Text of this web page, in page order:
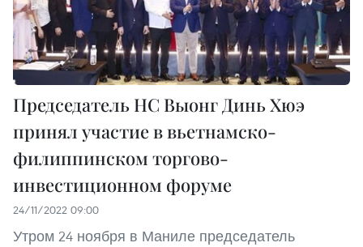
Председатель НС Выонг Динь Хюэ
принял участие в вьетнамско-
филиппинском торгово-
инвестиционном форуме
24/11/2022 09:00
Утром 24 ноября в Маниле председатель